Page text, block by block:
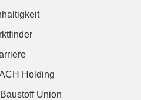
Holding
Union